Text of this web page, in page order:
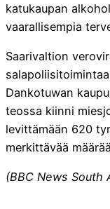
katukaupan
vaarallisempia
Saarivaltion
Dankotuwan
teossa kiinni
levittämään 620
merkittävää
(BBC News South